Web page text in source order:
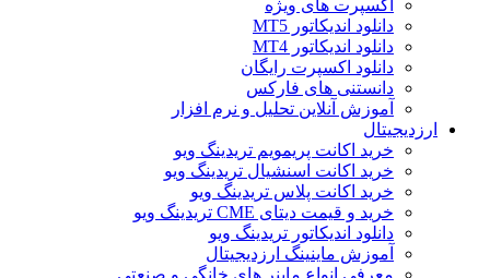
اکسپرت های ویژه
دانلود اندیکاتور MT5
دانلود اندیکاتور MT4
دانلود اکسپرت رایگان
دانستنی های فارکس
آموزش آنلاین تحلیل و نرم افزار
ارزدیجیتال
خرید اکانت پریمویم تریدینگ ویو
خرید اکانت اسنشیال تریدینگ ویو
خرید اکانت پلاس تریدینگ ویو
خرید و قیمت دیتای CME تریدینگ ویو
دانلود اندیکاتور تریدینگ ویو
آموزش ماینینگ ارزدیجیتال
معرفی انواع ماینر های خانگی و صنعتی